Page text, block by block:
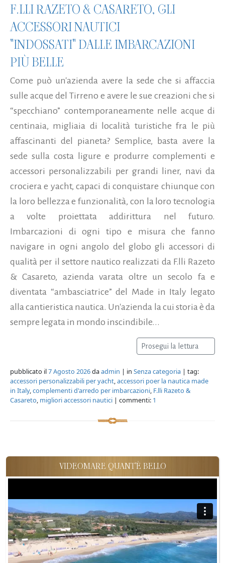
F.LLI RAZETO & CASARETO, GLI
ACCESSORI NAUTICI
"INDOSSATI" DALLE IMBARCAZIONI
PIÙ BELLE
Come può un'azienda avere la sede che si affaccia
sulle acque del Tirreno e avere le sue creazioni che si
“specchiano” contemporaneamente nelle acque di
centinaia, migliaia di località turistiche fra le più
affascinanti del pianeta? Semplice, basta avere la
sede sulla costa ligure e produrre complementi e
accessori personalizzabili per grandi liner, navi da
crociera e yacht, capaci di conquistare chiunque con
la loro bellezza e funzionalità, con la loro tecnologia
a volte proiettata addirittura nel futuro.
Imbarcazioni di ogni tipo e misura che fanno
navigare in ogni angolo del globo gli accessori di
qualità per il settore nautico realizzati da F.lli Razeto
& Casareto, azienda varata oltre un secolo fa e
diventata “ambasciatrice” del Made in Italy legato
alla cantieristica nautica. Un'azienda la cui storia è da
sempre legata in mondo inscindibile...
Prosegui la lettura
pubblicato il7 Agosto 2026daadmin | in Senza categoria | tag:
accessori personalizzabili per yacht,accessori poer la nautica made
in Italy,complementi d'arredo per imbarcazioni, F.lli Razeto &
Casareto, migliori accessori nautici | commenti: 1
VIDEOMARE QUANT'È BELLO